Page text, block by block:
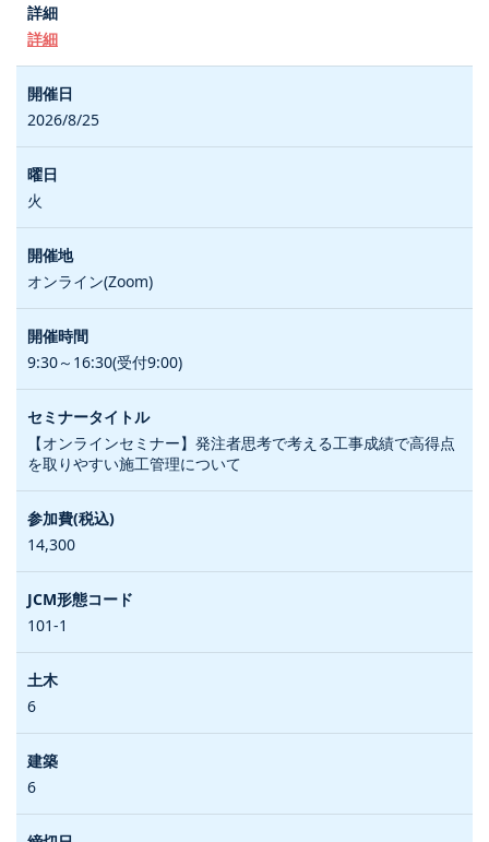
詳細
2026/8/25
火
オンライン(Zoom)
9:30～16:30(受付9:00)
【オンラインセミナー】発注者思考で考える工事成績で高得点
を取りやすい施工管理について
14,300
101-1
6
6